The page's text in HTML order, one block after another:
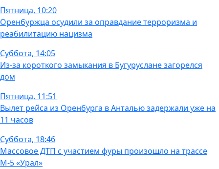
Пятница, 10:20
Оренбуржца осудили за оправдание терроризма и
реабилитацию нацизма
Суббота, 14:05
Из-за короткого замыкания в Бугуруслане загорелся
дом
Пятница, 11:51
Вылет рейса из Оренбурга в Анталью задержали уже на
11 часов
Суббота, 18:46
Массовое ДТП с участием фуры произошло на трассе
М-5 «Урал»